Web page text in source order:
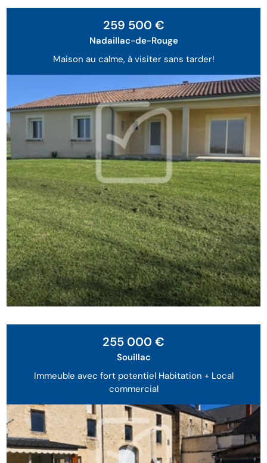
Maison au calme, à visiter sans tarder!
259 500 €
Nadaillac-de-Rouge
Immeuble avec fort potentiel Habitation + Local
commercial
255 000 €
Souillac